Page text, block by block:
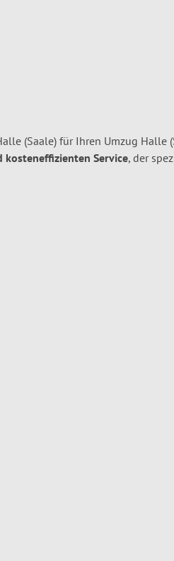
(Saale) für Ihren Umzug Halle
kosteneffizienten Service, der